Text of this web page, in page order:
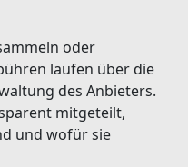
oder
laufen über die
des Anbieters.
mitgeteilt,
und wofür sie